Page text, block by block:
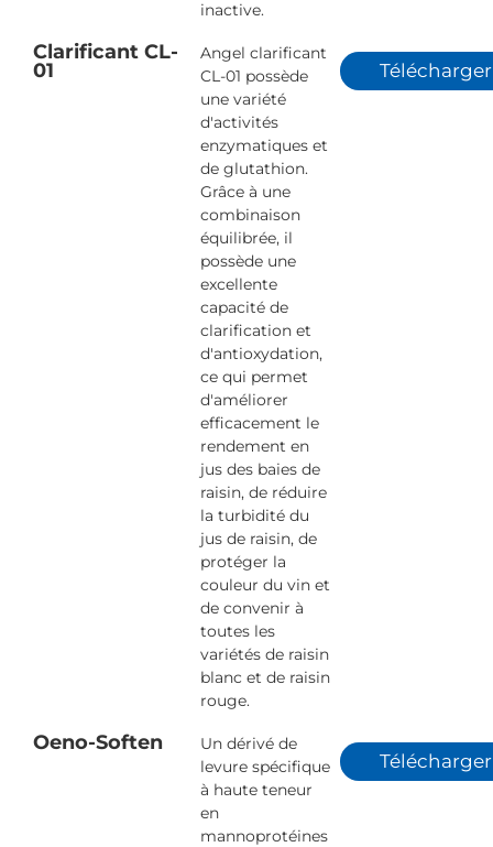
inactive.
Clarificant CL-
01
Angel clarificant
CL-01 possède
une variété
d'activités
enzymatiques et
de glutathion.
Grâce à une
combinaison
équilibrée, il
possède une
excellente
capacité de
clarification et
d'antioxydation,
ce qui permet
d'améliorer
efficacement le
rendement en
jus des baies de
raisin, de réduire
la turbidité du
jus de raisin, de
protéger la
couleur du vin et
de convenir à
toutes les
variétés de raisin
blanc et de raisin
rouge.
Télécharger
Oeno-Soften
Un dérivé de
levure spécifique
à haute teneur
en
mannoprotéines
Télécharger